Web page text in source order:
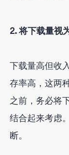
2. 将下载量视
下载量高但收
存率高，这两
之前，务必将
结合起来考虑
断。